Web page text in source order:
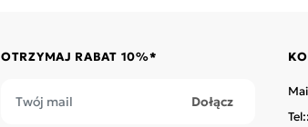
OTRZYMAJ RABAT 10%*